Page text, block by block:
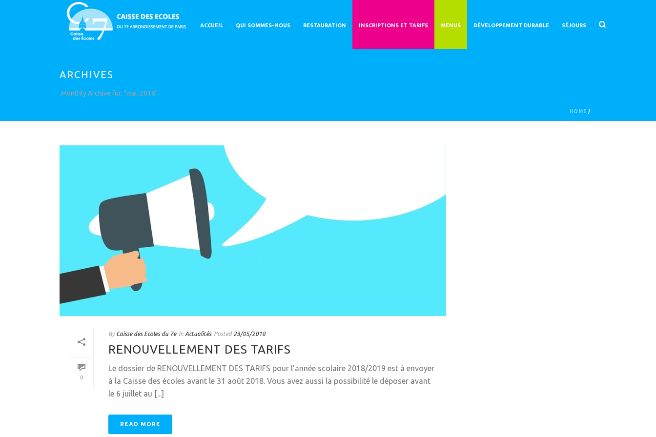
ACCUEIL QUI SOMMES-NOUS RESTAURATION INSCRIPTIONS ET TARIFS MENUS DÉVELOPPEMENT DURABLE SÉJOURS
ARCHIVES
Monthly Archive for: "mai, 2018"
HOME /
0
By Caisse des Ecoles du 7e In Actualités Posted 23/05/2018
RENOUVELLEMENT DES TARIFS
Le dossier de RENOUVELLEMENT DES TARIFS pour l’année scolaire 2018/2019 est à envoyer
à la Caisse des écoles avant le 31 août 2018. Vous avez aussi la possibilité le déposer avant
le 6 juillet au [...]
READ MORE